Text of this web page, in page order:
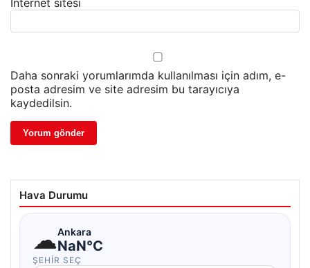
İnternet sitesi
Daha sonraki yorumlarımda kullanılması için adım, e-
posta adresim ve site adresim bu tarayıcıya
kaydedilsin.
Hava Durumu
☁Ankara
NaN°C
ŞEHIR SEÇ